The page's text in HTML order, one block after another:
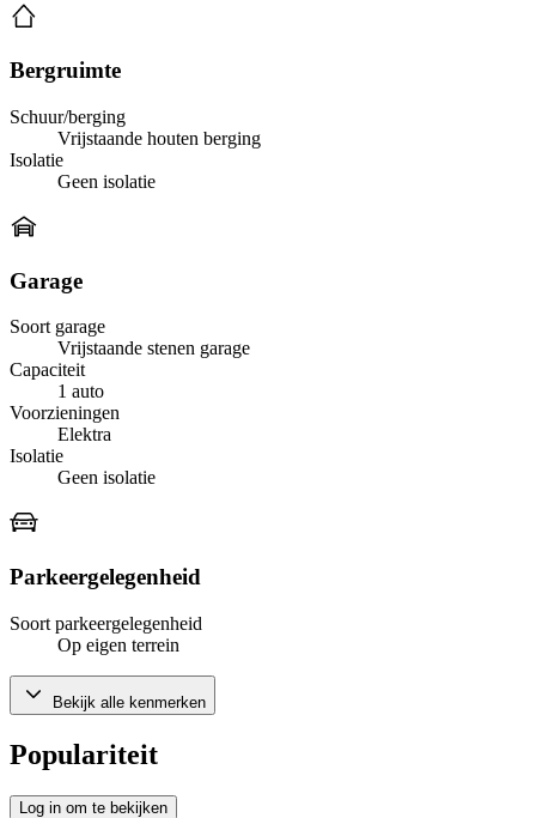
Bergruimte
Schuur/berging
Vrijstaande houten berging
Isolatie
Geen isolatie
Garage
Soort garage
Vrijstaande stenen garage
Capaciteit
1 auto
Voorzieningen
Elektra
Isolatie
Geen isolatie
Parkeergelegenheid
Soort parkeergelegenheid
Op eigen terrein
Bekijk alle kenmerken
Populariteit
Log in om te bekijken